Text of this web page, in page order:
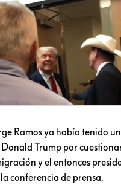
Ramos ya había tenido un
Trump por
y el entonces
conferencia de prensa.